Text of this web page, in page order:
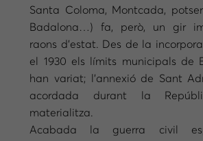
Santa Coloma, Montcada, potser
Badalona…) fa, però, un gir
raons d’estat. Des de la
el 1930 els límits municipals de
han variat; l’annexió de Sant
acordada durant la
materialitza.
Acabada la guerra civil